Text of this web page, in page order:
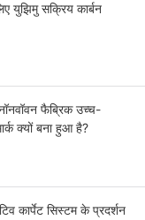
युझिमु सक्रिय कार्बन
फैब्रिक उच्च-
क्यों बना हुआ है?
कार्पेट सिस्टम के प्रदर्शन